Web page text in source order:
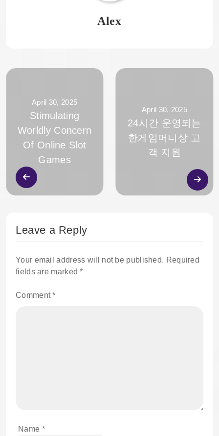
Alex
April 30, 2025
Stimulating
Worldly Concern
Of Online Slot
Games
April 30, 2025
24시간 운영되는
한게임머니상 고
객 지원
Leave a Reply
Your email address will not be published. Required
fields are marked*
Comment*
Name *